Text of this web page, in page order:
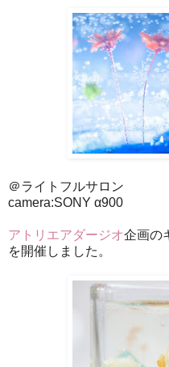
＠ライトフルサロン
camera:SONY α900
アトリエアダージオ企画の
を開催しました。